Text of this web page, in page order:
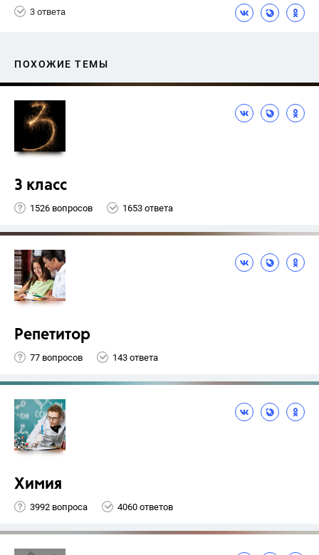
3 ответа
ПОХОЖИЕ ТЕМЫ
3 класс
1526 вопросов 1653 ответа
Репетитор
77 вопросов 143 ответа
Химия
3992 вопроса 4060 ответов